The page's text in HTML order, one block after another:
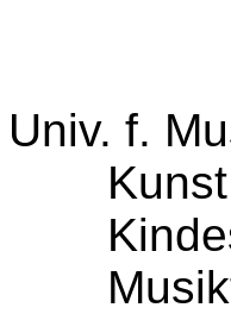
Univ. f.
Kunst